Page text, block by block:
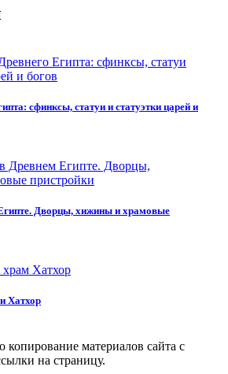
сфинксы, статуи и статуэтки царей и
Дворцы, хижины и храмовые
Хатхор
материалов сайта с
на страницу.